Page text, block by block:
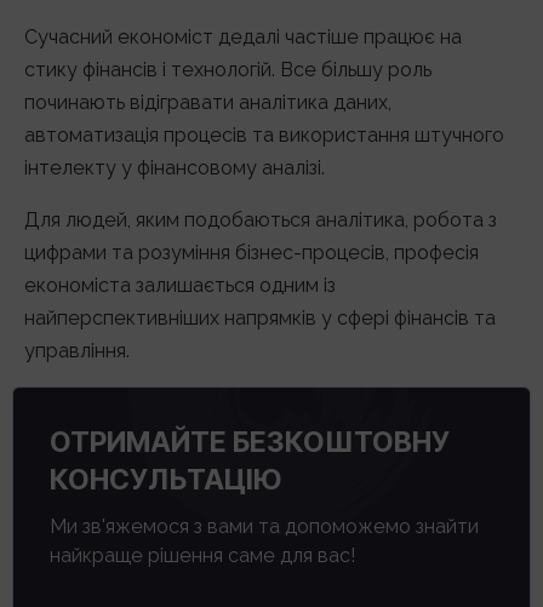
Сучасний економіст дедалі частіше працює на
стику фінансів і технологій. Все більшу роль
починають відігравати аналітика даних,
автоматизація процесів та використання штучного
інтелекту у фінансовому аналізі.
Для людей, яким подобаються аналітика, робота з
цифрами та розуміння бізнес-процесів, професія
економіста залишається одним із
найперспективніших напрямків у сфері фінансів та
управління.
ОТРИМАЙТЕ БЕЗКОШТОВНУ
КОНСУЛЬТАЦІЮ
Ми зв'яжемося з вами та допоможемо знайти
найкраще рішення саме для вас!